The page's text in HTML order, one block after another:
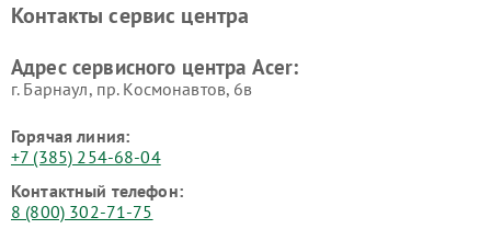
Контакты сервис центра
Адрес сервисного центра Acer:
г. Барнаул, ​пр. Космонавтов, 6в
Горячая линия:
+7 (385) 254-68-04
Контактный телефон:
8 (800) 302-71-75